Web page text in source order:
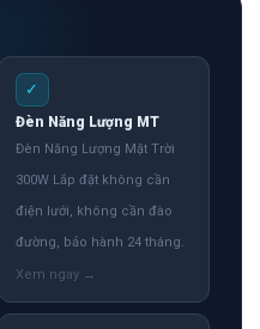
✓
Đèn Năng Lượng MT
Đèn Năng Lượng Mặt Trời
300W Lắp đặt không cần
điện lưới, không cần đào
đường, bảo hành 24 tháng.